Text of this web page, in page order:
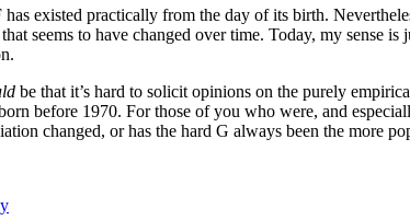
existed practically from the day of its birth.
seems to have changed over time. Today, my sense
be that it’s hard to solicit opinions on the purely
before 1970. For those of you who were, and
changed, or has the hard G always been the more